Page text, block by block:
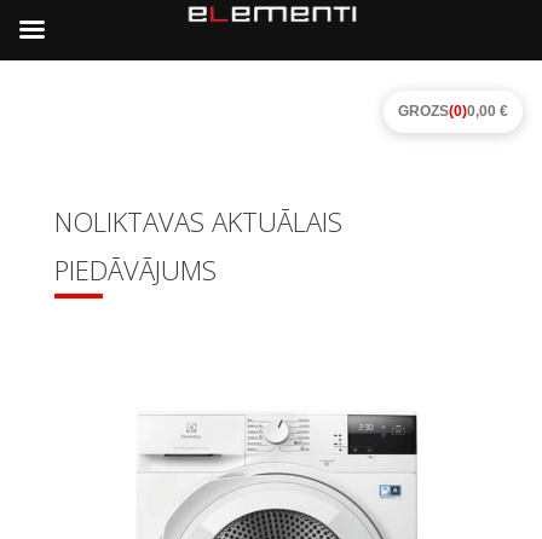
NOLIKTAVAS AKTUĀLAIS
PIEDĀVĀJUMS
GROZS(0)0,00 €